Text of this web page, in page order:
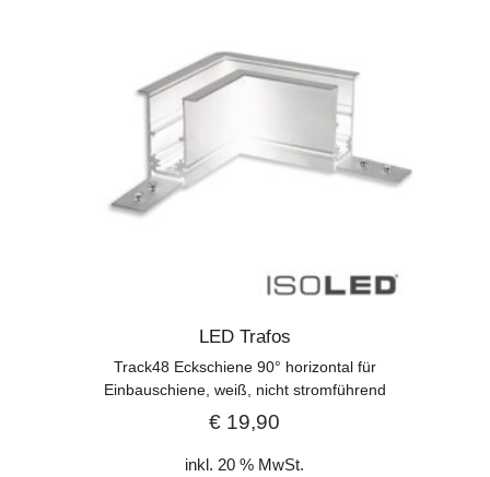
LED Trafos
Track48 Eckschiene 90° horizontal für
Einbauschiene, weiß, nicht stromführend
€ 19,90
inkl. 20 % MwSt.